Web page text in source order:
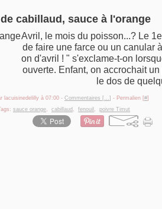
cabillaud, sauce à l'orange
Avril, le mois du poisson...? Le
de faire une farce ou un canular
on d'avril ! " s'exclame-t-on
ouverte. Enfant, on accrochait
le dos de
lacuisinedelilly à 07:00 - Commentaires [ …] - Permalien [#]
sauce orange, cabillaud , fenouil , poivre Timut